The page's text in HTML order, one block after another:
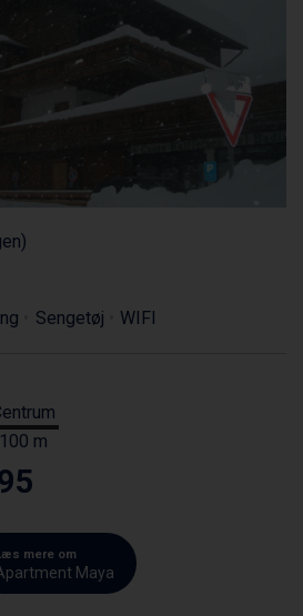
Sengetøj WIFI
100 m
mere om
Maya